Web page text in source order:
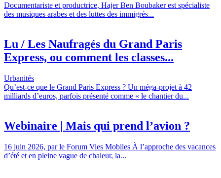
Documentariste et productrice, Hajer Ben Boubaker est spécialiste
des musiques arabes et des luttes des immigrés...
Lu / Les Naufragés du Grand Paris
Express, ou comment les classes...
Urbanités
Qu’est-ce que le Grand Paris Express ? Un méga-projet à 42
milliards d’euros, parfois présenté comme « le chantier du...
Webinaire | Mais qui prend l’avion ?
16 juin 2026, par le Forum Vies Mobiles À l’approche des vacances
d’été et en pleine vague de chaleur, la...